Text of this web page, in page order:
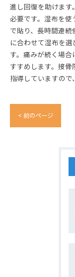
進し回復を助けま
必要です。湿布を
で貼り、長時間連
に合わせて湿布を
す。痛みが続く場
すすめします。接
指導していますので
< 前のページ